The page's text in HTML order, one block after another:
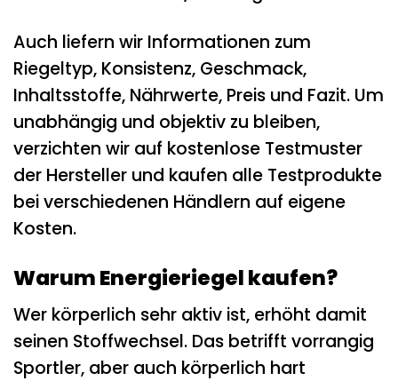
Auch liefern wir Informationen zum
Riegeltyp, Konsistenz, Geschmack,
Inhaltsstoffe, Nährwerte, Preis und Fazit. Um
unabhängig und objektiv zu bleiben,
verzichten wir auf kostenlose Testmuster
der Hersteller und kaufen alle Testprodukte
bei verschiedenen Händlern auf eigene
Kosten.
Warum Energieriegel kaufen?
Wer körperlich sehr aktiv ist, erhöht damit
seinen Stoffwechsel. Das betrifft vorrangig
Sportler, aber auch körperlich hart